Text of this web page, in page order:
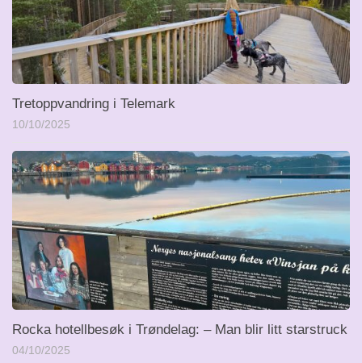
Tretoppvandring i Telemark
10/10/2025
Rocka hotellbesøk i Trøndelag: – Man blir litt starstruck
04/10/2025